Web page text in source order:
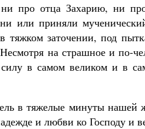
про отца Захарию, ни
или приняли
тяжком заточении, под
на страшное и по-
в самом великом и в
в тяжелые минуты нашей
и любви ко Господу и